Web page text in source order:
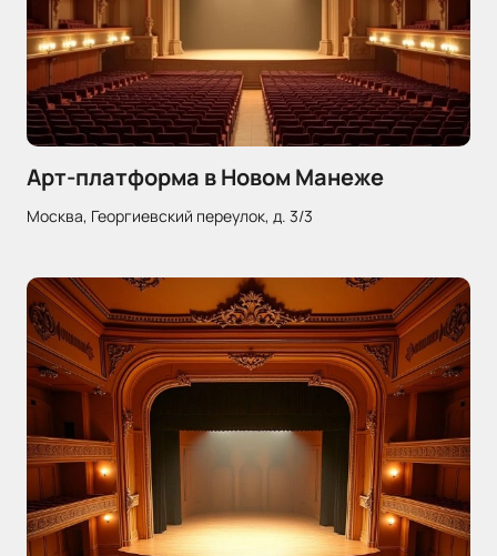
Арт-платформа в Новом Манеже
Москва, Георгиевский переулок, д. 3/3